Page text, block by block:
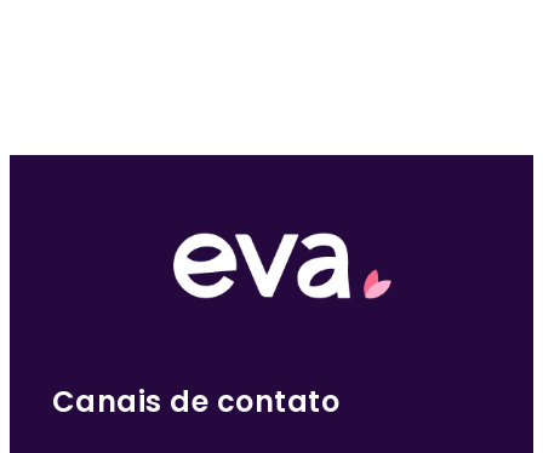
Canais de contato